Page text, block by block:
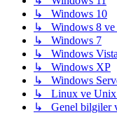
↳ Windows 10
↳ Windows 8 ve
↳ Windows 7
↳ Windows
↳ Windows XP
↳ Windows
↳ Linux ve Unix
↳ Genel bilgiler